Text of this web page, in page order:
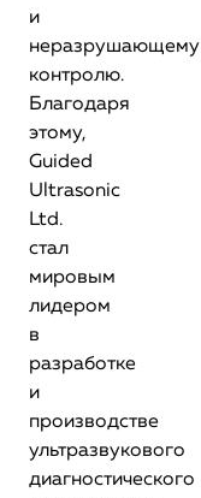
и
неразрушающему
контролю.
Благодаря
этому,
Guided
Ultrasonic
Ltd.
стал
мировым
лидером
в
разработке
и
производстве
ультразвукового
диагностического